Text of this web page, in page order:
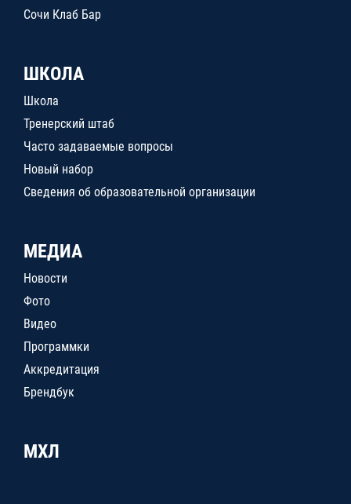
Сочи Клаб Бар
ШКОЛА
Школа
Тренерский штаб
Часто задаваемые вопросы
Новый набор
Сведения об образовательной организации
МЕДИА
Новости
Фото
Видео
Программки
Аккредитация
Брендбук
МХЛ